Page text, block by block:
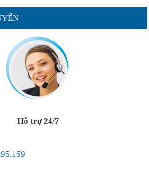
Hỗ trợ 24/7